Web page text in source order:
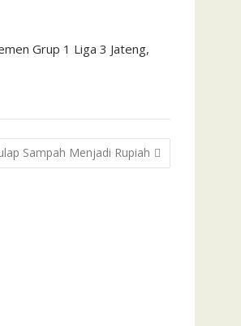
Grup 1 Liga 3 Jateng,
Sampah Menjadi Rupiah